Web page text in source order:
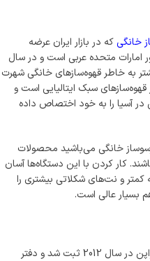
خانگی که در بازار ایران عرضه
امارات متحده عربی است و در سال
به خاطر قهوه‌سازهای خانگی شهرت
سبک ایتالیایی است و
در آسیا را به خود اختصاص داده
خانگی می‌باشید محصولات
کار کردن با این دستگاه‌ها آسان
و نت‌های شکلاتی بیشتری را
بسیار عالی است.
برند میباشی توسط Edgecore FZCO در ژاپن در سال 2012 ثبت شد و دفتر